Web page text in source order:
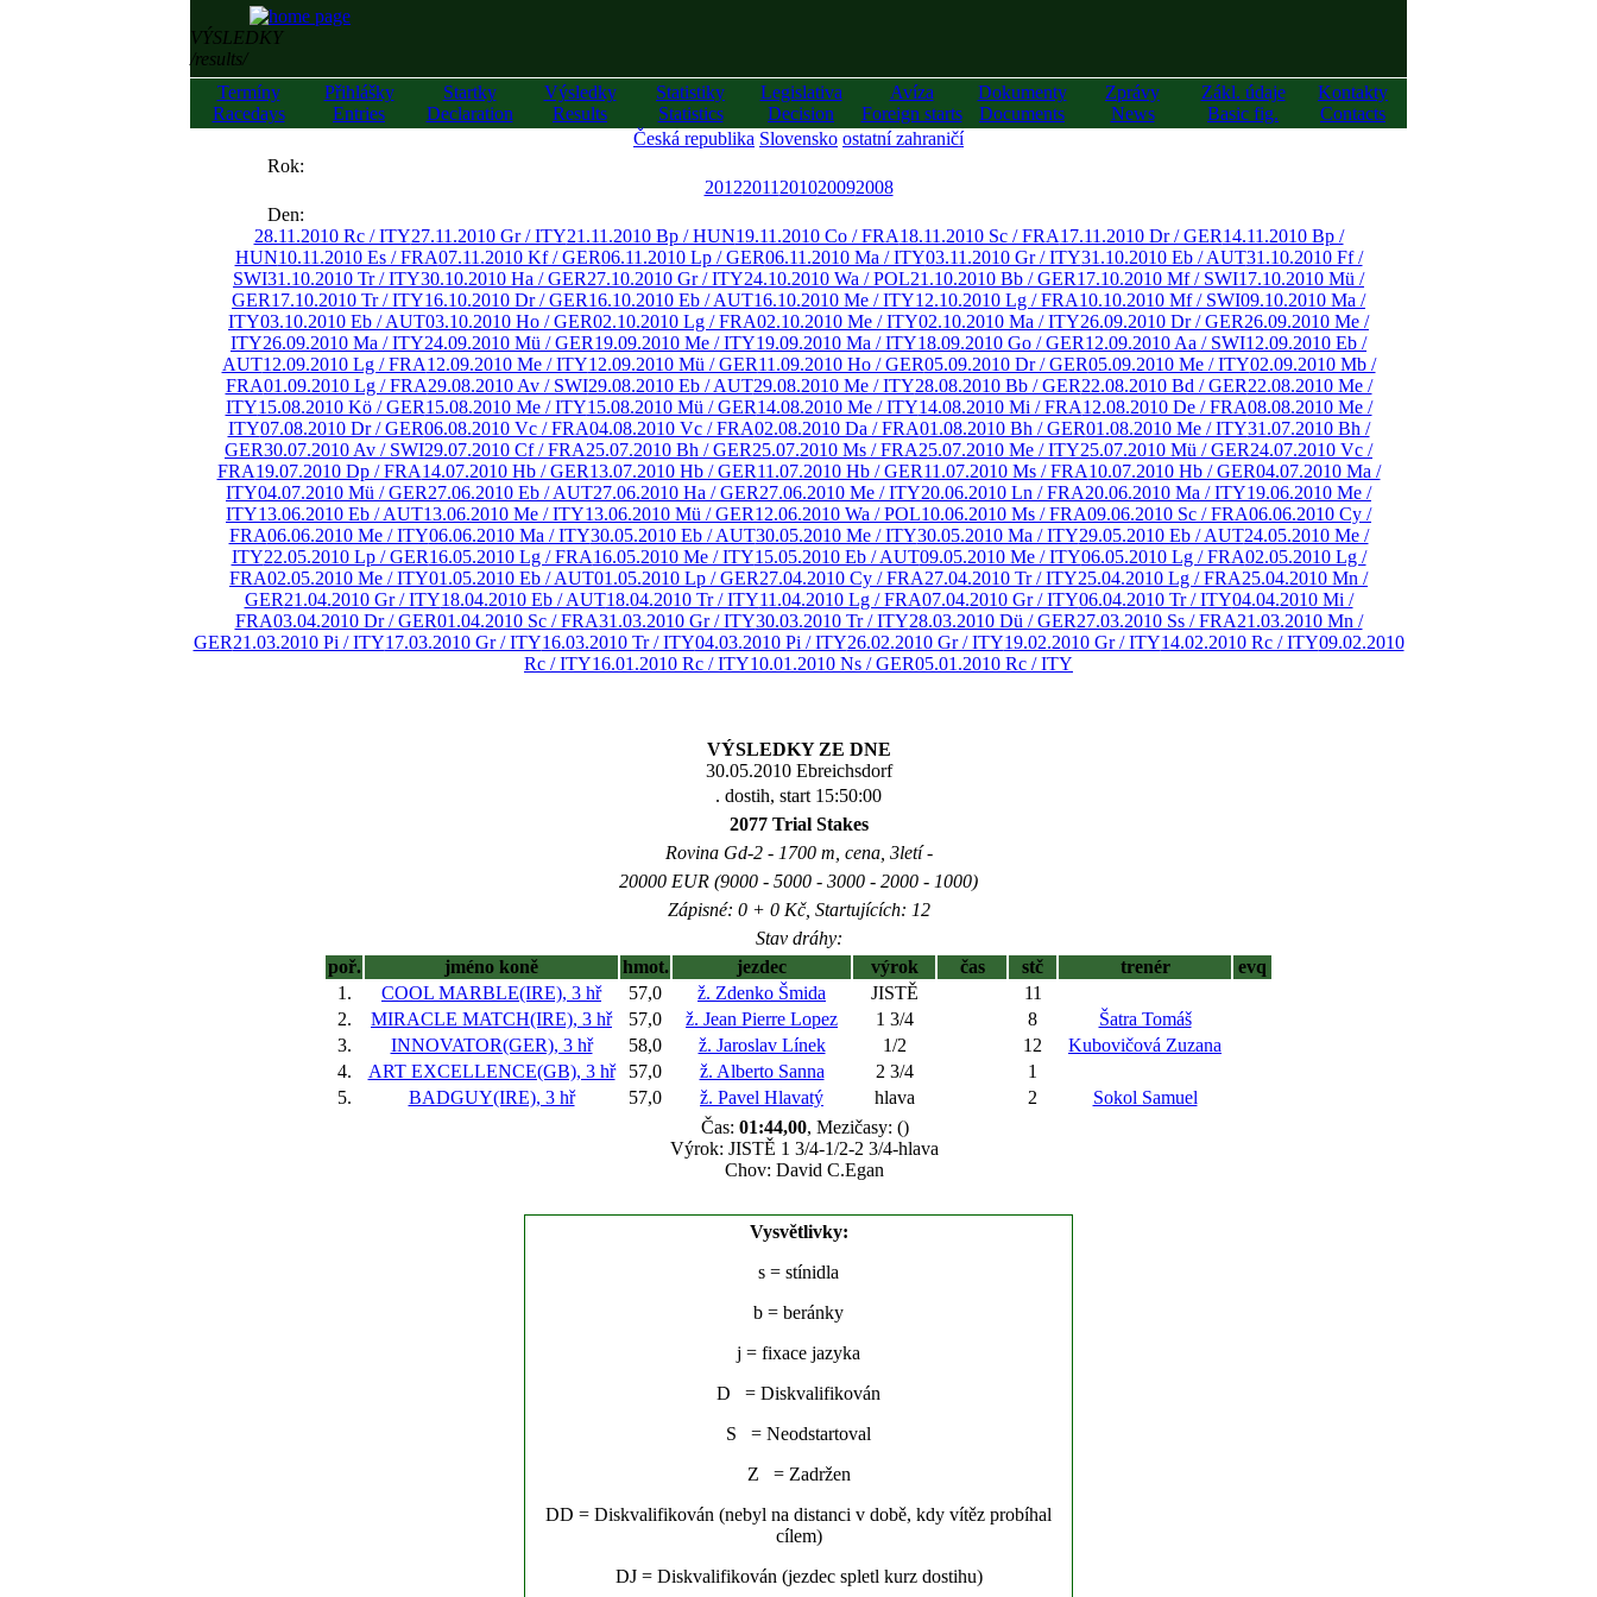
VÝSLEDKY
/results/
Termíny
Racedays
Přihlášky
Entries
Startky
Declaration
Výsledky
Results
Statistiky
Statistics
Legislativa
Decision
Avíza
Foreign starts
Dokumenty
Documents
Zprávy
News
Zákl. údaje
Basic fig.
Kontakty
Contacts
Česká republika Slovensko ostatní zahraničí
Rok:
20122011 201020092008
Den:
28.11.2010 Rc / ITY27.11.2010 Gr / ITY21.11.2010 Bp / HUN19.11.2010 Co / FRA18.11.2010 Sc / FRA17.11.2010 Dr / GER14.11.2010 Bp /
HUN10.11.2010 Es / FRA07.11.2010 Kf / GER06.11.2010 Lp / GER06.11.2010 Ma / ITY03.11.2010 Gr / ITY31.10.2010 Eb / AUT31.10.2010 Ff /
SWI31.10.2010 Tr / ITY30.10.2010 Ha / GER27.10.2010 Gr / ITY24.10.2010 Wa / POL21.10.2010 Bb / GER17.10.2010 Mf / SWI17.10.2010 Mü /
GER17.10.2010 Tr / ITY16.10.2010 Dr / GER16.10.2010 Eb / AUT16.10.2010 Me / ITY12.10.2010 Lg / FRA10.10.2010 Mf / SWI09.10.2010 Ma /
ITY03.10.2010 Eb / AUT03.10.2010 Ho / GER02.10.2010 Lg / FRA02.10.2010 Me / ITY02.10.2010 Ma / ITY26.09.2010 Dr / GER26.09.2010 Me /
ITY26.09.2010 Ma / ITY24.09.2010 Mü / GER19.09.2010 Me / ITY19.09.2010 Ma / ITY18.09.2010 Go / GER12.09.2010 Aa / SWI12.09.2010 Eb /
AUT12.09.2010 Lg / FRA12.09.2010 Me / ITY12.09.2010 Mü / GER11.09.2010 Ho / GER05.09.2010 Dr / GER05.09.2010 Me / ITY02.09.2010 Mb /
FRA01.09.2010 Lg / FRA29.08.2010 Av / SWI29.08.2010 Eb / AUT29.08.2010 Me / ITY28.08.2010 Bb / GER22.08.2010 Bd / GER22.08.2010 Me /
ITY15.08.2010 Kö / GER15.08.2010 Me / ITY15.08.2010 Mü / GER14.08.2010 Me / ITY14.08.2010 Mi / FRA12.08.2010 De / FRA08.08.2010 Me /
ITY07.08.2010 Dr / GER06.08.2010 Vc / FRA04.08.2010 Vc / FRA02.08.2010 Da / FRA01.08.2010 Bh / GER01.08.2010 Me / ITY31.07.2010 Bh /
GER30.07.2010 Av / SWI29.07.2010 Cf / FRA25.07.2010 Bh / GER25.07.2010 Ms / FRA25.07.2010 Me / ITY25.07.2010 Mü / GER24.07.2010 Vc /
FRA19.07.2010 Dp / FRA14.07.2010 Hb / GER13.07.2010 Hb / GER11.07.2010 Hb / GER11.07.2010 Ms / FRA10.07.2010 Hb / GER04.07.2010 Ma /
ITY04.07.2010 Mü / GER27.06.2010 Eb / AUT27.06.2010 Ha / GER27.06.2010 Me / ITY20.06.2010 Ln / FRA20.06.2010 Ma / ITY19.06.2010 Me /
ITY13.06.2010 Eb / AUT13.06.2010 Me / ITY13.06.2010 Mü / GER12.06.2010 Wa / POL10.06.2010 Ms / FRA09.06.2010 Sc / FRA06.06.2010 Cy /
FRA06.06.2010 Me / ITY06.06.2010 Ma / ITY30.05.2010 Eb / AUT30.05.2010 Me / ITY30.05.2010 Ma / ITY29.05.2010 Eb / AUT24.05.2010 Me /
ITY22.05.2010 Lp / GER16.05.2010 Lg / FRA16.05.2010 Me / ITY15.05.2010 Eb / AUT09.05.2010 Me / ITY06.05.2010 Lg / FRA02.05.2010 Lg /
FRA02.05.2010 Me / ITY01.05.2010 Eb / AUT01.05.2010 Lp / GER27.04.2010 Cy / FRA27.04.2010 Tr / ITY25.04.2010 Lg / FRA25.04.2010 Mn /
GER21.04.2010 Gr / ITY18.04.2010 Eb / AUT18.04.2010 Tr / ITY11.04.2010 Lg / FRA07.04.2010 Gr / ITY06.04.2010 Tr / ITY04.04.2010 Mi /
FRA03.04.2010 Dr / GER01.04.2010 Sc / FRA31.03.2010 Gr / ITY30.03.2010 Tr / ITY28.03.2010 Dü / GER27.03.2010 Ss / FRA21.03.2010 Mn /
GER21.03.2010 Pi / ITY17.03.2010 Gr / ITY16.03.2010 Tr / ITY04.03.2010 Pi / ITY26.02.2010 Gr / ITY19.02.2010 Gr / ITY14.02.2010 Rc / ITY09.02.2010
Rc / ITY16.01.2010 Rc / ITY10.01.2010 Ns / GER05.01.2010 Rc / ITY
VÝSLEDKY ZE DNE
30.05.2010 Ebreichsdorf
. dostih, start 15:50:00
2077 Trial Stakes
Rovina Gd-2 - 1700 m, cena, 3letí -
20000 EUR (9000 - 5000 - 3000 - 2000 - 1000)
Zápisné: 0 + 0 Kč, Startujících: 12
Stav dráhy:
poř.
jméno koně hmot. jezdec výrok čas stč trenér
evq
1.
COOL MARBLE(IRE), 3 hř 57,0 ž. Zdenko Šmida JISTĚ
11
2.
MIRACLE MATCH(IRE), 3 hř 57,0 ž. Jean Pierre Lopez 1 3/4 8
Šatra Tomáš
3.
INNOVATOR(GER), 3 hř 58,0 ž. Jaroslav Línek 1/2 12
Kubovičová Zuzana
4.
ART EXCELLENCE(GB), 3 hř 57,0 ž. Alberto Sanna 2 3/4
1
5.
BADGUY(IRE), 3 hř 57,0 ž. Pavel Hlavatý hlava 2
Sokol Samuel
Čas: 01:44,00, Mezičasy: ()
Výrok: JISTĚ 1 3/4-1/2-2 3/4-hlava
Chov: David C.Egan
Vysvětlivky:
s = stínidla
b = beránky
j = fixace jazyka
D = Diskvalifikován
S = Neodstartoval
Z = Zadržen
DD = Diskvalifikován (nebyl na distanci v době, kdy vítěz probíhal
cílem)
DJ = Diskvalifikován (jezdec spletl kurz dostihu)